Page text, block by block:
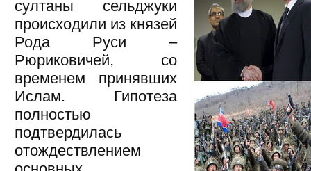
султаны сельджуки
происходили из князей
Рода Руси –
Рюриковичей, со
временем принявших
Ислам. Гипотеза
полностью
подтвердилась
отождествлением